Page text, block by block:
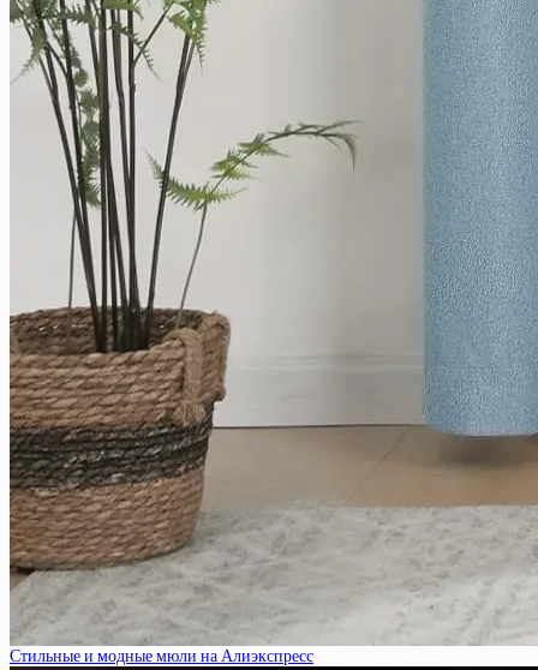
Стильные и модные мюли на Алиэкспресс